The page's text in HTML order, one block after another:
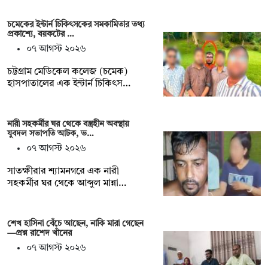
চমেকের ইন্টার্ন চিকিৎসকের সমকামিতার তথ্য
প্রকাশ্যে, বয়কটের …
০৭ আগস্ট ২০২৬
চট্টগ্রাম মেডিকেল কলেজ (চমেক)
হাসপাতালের এক ইন্টার্ন চিকিৎস…
নারী সহকর্মীর ঘর থেকে বস্ত্রহীন অবস্থায়
যুবদল সভাপতি আটক, ভ…
০৭ আগস্ট ২০২৬
সাতক্ষীরার শ্যামনগরে এক নারী
সহকর্মীর ঘর থেকে আব্দুল মান্না…
শেখ হাসিনা বেঁচে আছেন, নাকি মারা গেছেন
—প্রশ্ন রাশেদ খাঁনের
০৭ আগস্ট ২০২৬